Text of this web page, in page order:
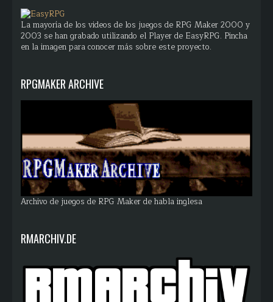
La mayoría de los videos de los juegos de RPG Maker 2000 y
2003 se han grabado utilizando el Player de EasyRPG. Pincha
en la imagen para conocer más sobre este proyecto.
RPGMAKER ARCHIVE
Archivo de juegos de RPG Maker de habla inglesa
RMARCHIV.DE